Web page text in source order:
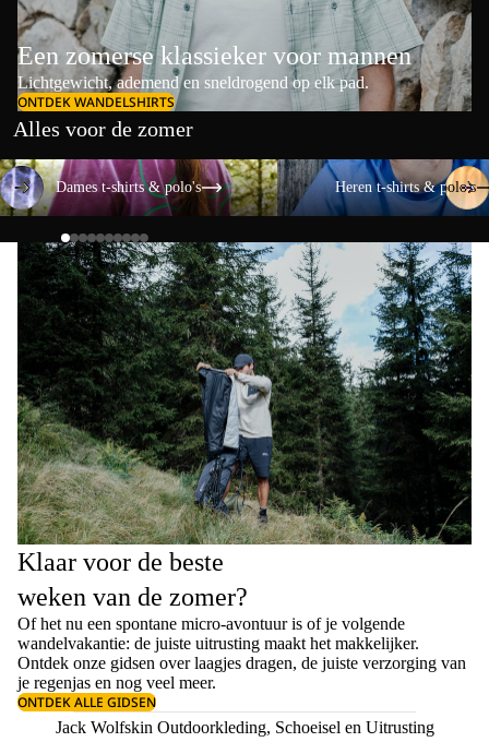
Een zomerse klassieker voor mannen
Lichtgewicht, ademend en sneldrogend op elk pad.
ONTDEK WANDELSHIRTS
Alles voor de zomer
Dames t-shirts & polo's
Dames t-shirts & polo's
Heren t-shirts & polo's
Heren t-shirts & polo's
Klaar voor de beste
weken van de zomer?
Of het nu een spontane micro-avontuur is of je volgende
wandelvakantie: de juiste uitrusting maakt het makkelijker.
Ontdek onze gidsen overlaagjes dragen, de juiste verzorging van
je regenjas en nog veel meer.
ONTDEK ALLE GIDSEN
Jack Wolfskin Outdoorkleding, Schoeisel en Uitrusting